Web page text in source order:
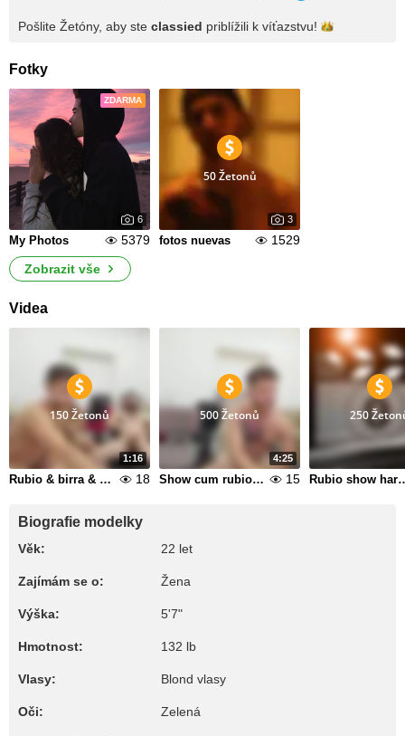
Pošlite Žetóny, aby ste classied priblížili k víťazstvu!
Fotky
ZDARMA
6
My Photos 5379
50 Žetonů
3
fotos nuevas
1529
Zobrazit vše
Videa
1:16
150 Žetonů
Rubio & birra & anconda todos penes duros espero que lo disfruten super show! 18
4:25
500 Žetonů
Show cum rubio en su pecho eyaculacion espero que les guste mucho! 15
250
Rubio show hard dick super
Biografie modelky
Věk: 22 let
Zajímám se o: Žena
Výška: 5'7"
Hmotnost: 132 lb
Vlasy: Blond vlasy
Oči: Zelená